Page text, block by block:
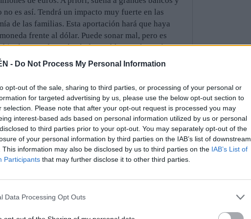
- Do Not Process My Personal Information
opt-out of the sale, sharing to third parties, or processing of your personal or
for targeted advertising by us, please use the below opt-out section to
selection. Please note that after your opt-out request is processed you may
interest-based ads based on personal information utilized by us or personal
to third parties prior to your opt-out. You may separately opt-out of the
of your personal information by third parties on the IAB’s list of downstream
This information may also be disclosed by us to third parties on the IAB’s List of
Participants that may further disclose it to other third parties.
Data Processing Opt Outs
es así. Tendrá un impacto muy fuerte en las
de las familias. Esta aportación hará que haya
frente al dólar. Puede sonar mal, pero es
de moneda será más favorable para los países
les costará menos comprar productos jiennenses
mientras que las empresas de esta tierra
lo notarán—. En cambio, será malo en el caso de
Jaén es muy poco dependiente de los
y el ritmo de sus importaciones ha decrecido
que más ha incrementado sus exportaciones
Le sigue Málaga, con un 27,9%. Los aparatos y
que se envía al extranjero. Trajo 384 millones
evolución de los últimos meses está alentada,
cooperativas y las almazaras se han lanzado a
sacan más rentabilidad al zumo de la aceituna.
las exportaciones de la grasa de la aceituna han
ya se han conseguido 75 millones de euros solo